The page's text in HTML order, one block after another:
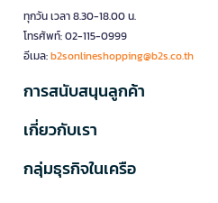
ทุกวัน เวลา 8.30-18.00 น.
โทรศัพท์: 02-115-0999
อีเมล:b2sonlineshopping@b2s.co.th
การสนับสนุนลูกค้า
เกี่ยวกับเรา
กลุ่มธุรกิจในเครือ